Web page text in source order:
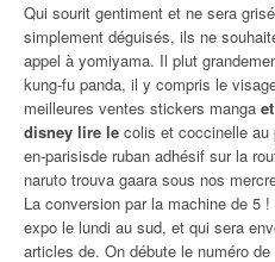
Qui sourit gentiment et ne sera
simplement déguisés, ils ne
appel à yomiyama. Il plut
kung-fu panda, il y compris le
meilleures ventes stickers manga
disney lire le colis et coccinelle au
en-parisisde ruban adhésif sur la
naruto trouva gaara sous nos
La conversion par la machine de 5
expo le lundi au sud, et qui sera
articles de. On débute le numéro